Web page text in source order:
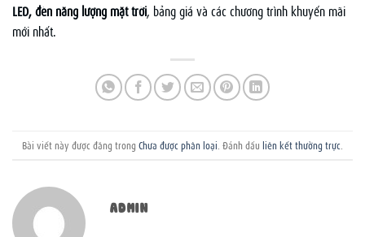
LED, đèn năng lượng mặt trời, bảng giá và các chương trình khuyến mãi
mới nhất.
Bài viết này được đăng trong Chưa được phân loại . Đánh dấu liên kết thường trực
ADMIN